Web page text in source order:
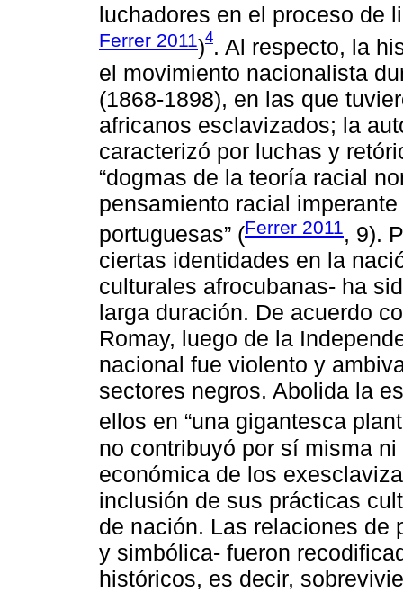
luchadores en el proceso de
Ferrer 2011)4. Al respecto, la
el movimiento nacionalista
(1868-1898), en las que
africanos esclavizados; la
caracterizó por luchas y
“dogmas de la teoría racial
pensamiento racial
portuguesas” (Ferrer 2011, 9).
ciertas identidades en la
culturales afrocubanas- ha
larga duración. De acuerdo
Romay, luego de la
nacional fue violento y
sectores negros. Abolida la
ellos en “una gigantesca
no contribuyó por sí misma
económica de los
inclusión de sus prácticas
de nación. Las relaciones de
y simbólica- fueron
históricos, es decir,